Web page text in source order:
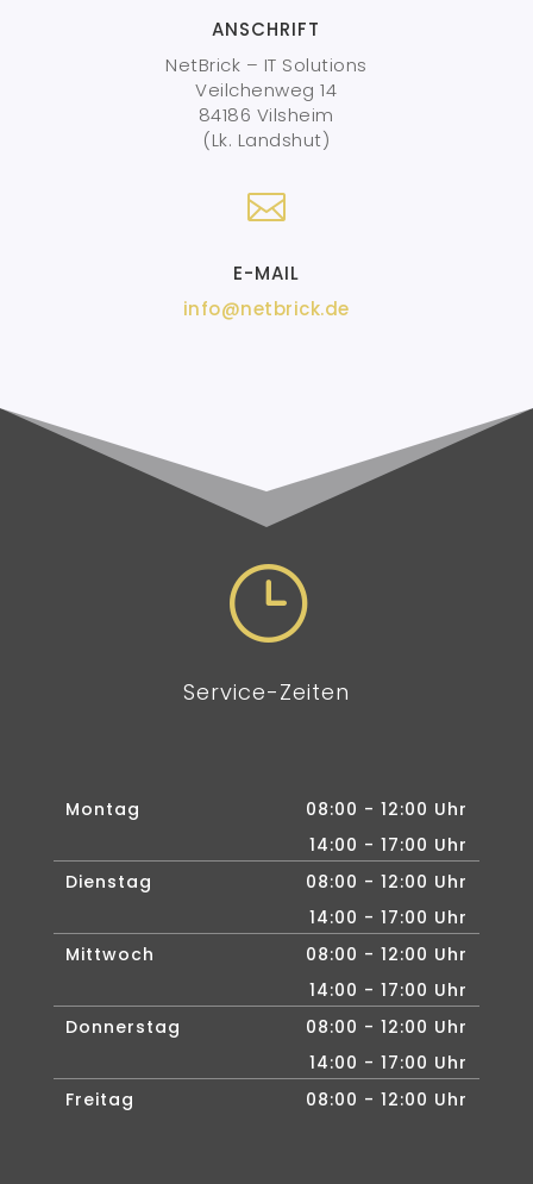
ANSCHRIFT
NetBrick – IT Solutions
Veilchenweg 14
84186 Vilsheim
(Lk. Landshut)

E-MAIL
info@netbrick.de
}
Service-Zeiten
Montag
08:00 - 12:00 Uhr
14:00 - 17:00 Uhr
Dienstag
08:00 - 12:00 Uhr
14:00 - 17:00 Uhr
Mittwoch
08:00 - 12:00 Uhr
14:00 - 17:00 Uhr
Donnerstag
08:00 - 12:00 Uhr
14:00 - 17:00 Uhr
Freitag
08:00 - 12:00 Uhr